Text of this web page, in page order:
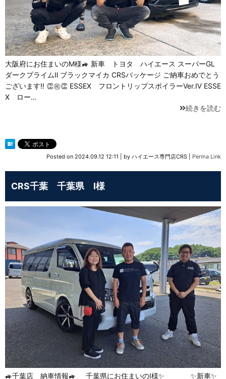
大阪府にお住まいのM様🚙 新車 トヨタ ハイエース スーパーGL
ダークプライムⅡ ブラックマイカ CRSパッケージ ご納車おめでとう
ございます‼ 👏㊗👏 ESSEX フロントリップスポイラーVer.Ⅳ ESSE
X ロー…
続きを読む
Posted on 2024.09.12 12:11 by ハイエース専門店CRS Perma Link
CRS千葉 千葉県 I様
🚙千葉店 納車情報🚙 千葉県にお住まいのI様✨ ✨新車✨